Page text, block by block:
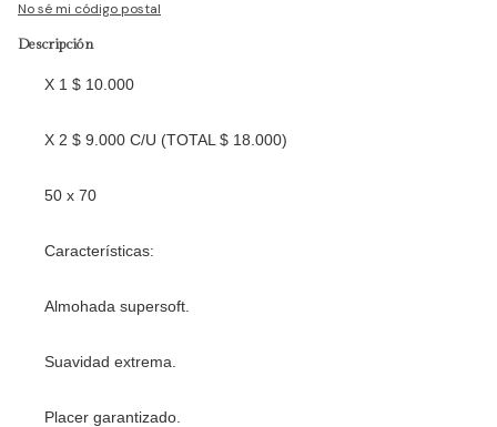
No sé mi código postal
Descripción
X 1 $ 10.000
X 2 $ 9.000 C/U (TOTAL $ 18.000)
50 x 70
Características:
Almohada supersoft.
Suavidad extrema.
Placer garantizado.